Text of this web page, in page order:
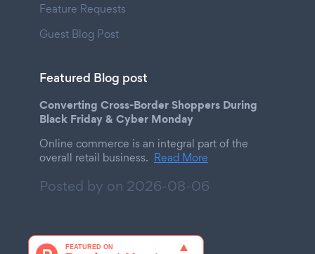
Feature Requests
Guest Blog Post
Featured Blog post
Converting Cross-Border Shoppers During
Black Friday & Cyber Monday
Online commerce is an integral part of the
overall retail business. Read More
Posted by on 2026-08-06